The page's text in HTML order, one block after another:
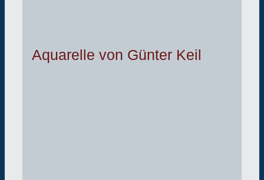
Aquarelle von Günter Keil